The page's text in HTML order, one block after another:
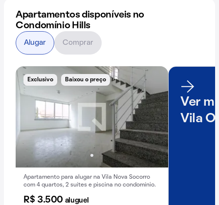
Apartamentos disponíveis no
Condomínio Hills
Exclusivo Baixou o preço
Apartamento para alugar na Vila Nova Socorro
com 4 quartos, 2 suítes e piscina no condomínio.
R$ 3.500 aluguel
Ver
Vila
Alugar Comprar